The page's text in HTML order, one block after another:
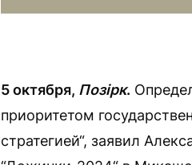
5 октября, Позірк.
приоритетом
стратегией“, заявил